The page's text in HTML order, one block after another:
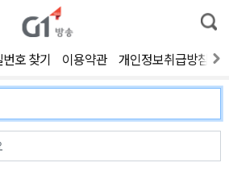
통
합
색
호 찾기 이용약관 개인정보취급방침